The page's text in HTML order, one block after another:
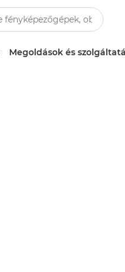
Megoldások és